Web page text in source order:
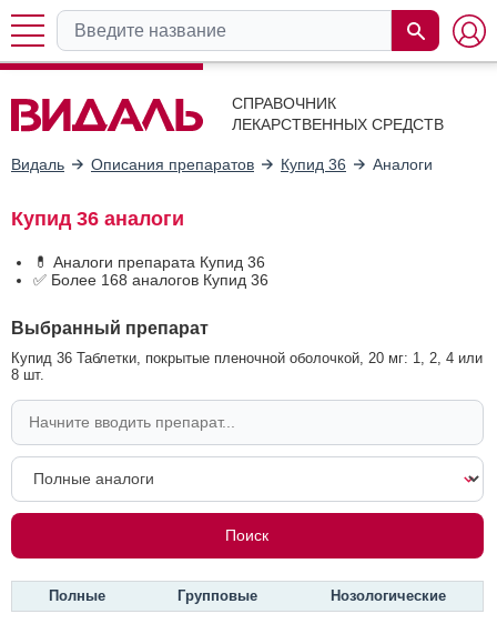
СПРАВОЧНИК
ЛЕКАРСТВЕННЫХ СРЕДСТВ
Видаль Описания препаратов Купид 36 Аналоги
Купид 36 аналоги
💊 Аналоги препарата Купид 36
✅ Более 168 аналогов Купид 36
Выбранный препарат
Купид 36 Таблетки, покрытые пленочной оболочкой, 20 мг: 1, 2, 4 или
8 шт.
Полные Групповые Нозологические